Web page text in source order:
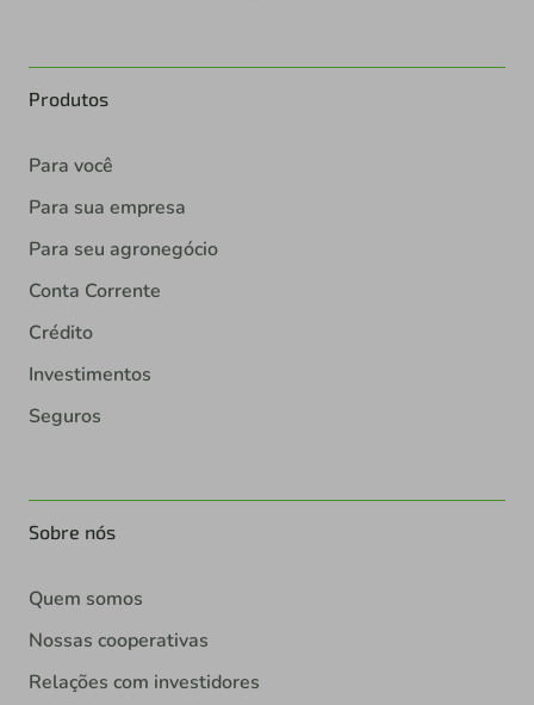
Produtos
Para você
Para sua empresa
Para seu agronegócio
Conta Corrente
Crédito
Investimentos
Seguros
Sobre nós
Quem somos
Nossas cooperativas
Relações com investidores